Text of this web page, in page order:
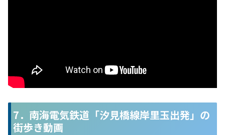
7．南海電気鉄道「汐見橋線岸里玉出発」の
街歩き動画